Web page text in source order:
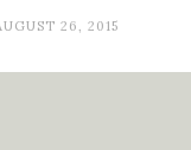
26, 2015